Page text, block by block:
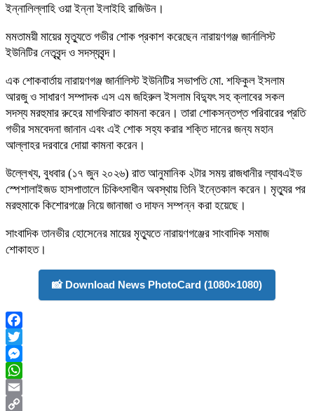
ইন্নালিল্লাহি ওয়া ইন্না ইলাইহি রাজিউন।
মমতাময়ী মায়ের মৃত্যুতে গভীর শোক প্রকাশ করেছেন নারায়ণগঞ্জ জার্নালিস্ট
ইউনিটির নেতৃবৃন্দ ও সদস্যবৃন্দ।
এক শোকবার্তায় নারায়ণগঞ্জ জার্নালিস্ট ইউনিটির সভাপতি মো. শফিকুল ইসলাম
আরজু ও সাধারণ সম্পাদক এস এম জহিরুল ইসলাম বিদ্যুৎ সহ ক্লাবের সকল
সদস্য মরহুমার রুহের মাগফিরাত কামনা করেন। তারা শোকসন্তপ্ত পরিবারের প্রতি
গভীর সমবেদনা জানান এবং এই শোক সহ্য করার শক্তি দানের জন্য মহান
আল্লাহর দরবারে দোয়া কামনা করেন।
উল্লেখ্য, বুধবার (১৭ জুন ২০২৬) রাত আনুমানিক ২টার সময় রাজধানীর ল্যাবএইড
স্পেশালাইজড হাসপাতালে চিকিৎসাধীন অবস্থায় তিনি ইন্তেকাল করেন। মৃত্যুর পর
মরহুমাকে কিশোরগঞ্জে নিয়ে জানাজা ও দাফন সম্পন্ন করা হয়েছে।
সাংবাদিক তানভীর হোসেনের মায়ের মৃত্যুতে নারায়ণগঞ্জের সাংবাদিক সমাজ
শোকাহত।
📸 Download News PhotoCard (1080×1080)
Facebook
Twitter
Messenger
WhatsApp
Email